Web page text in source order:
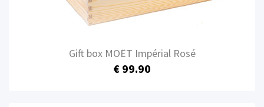
Gift box MOËT Impérial Rosé
€ 99.90